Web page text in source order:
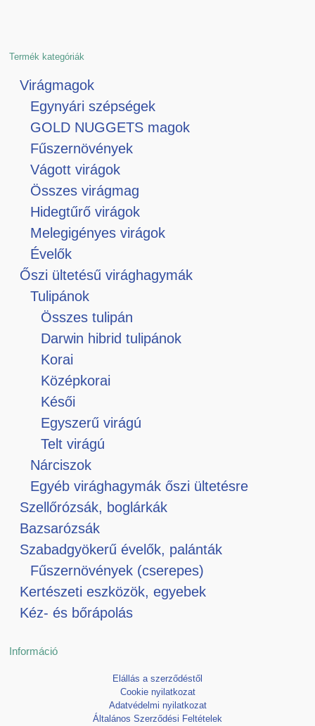
Termék kategóriák
Virágmagok
Egynyári szépségek
GOLD NUGGETS magok
Fűszernövények
Vágott virágok
Összes virágmag
Hidegtűrő virágok
Melegigényes virágok
Évelők
Őszi ültetésű virághagymák
Tulipánok
Összes tulipán
Darwin hibrid tulipánok
Korai
Középkorai
Késői
Egyszerű virágú
Telt virágú
Nárciszok
Egyéb virághagymák őszi ültetésre
Szellőrózsák, boglárkák
Bazsarózsák
Szabadgyökerű évelők, palánták
Fűszernövények (cserepes)
Kertészeti eszközök, egyebek
Kéz- és bőrápolás
Információ
Elállás a szerződéstől
Cookie nyilatkozat
Adatvédelmi nyilatkozat
Általános Szerződési Feltételek